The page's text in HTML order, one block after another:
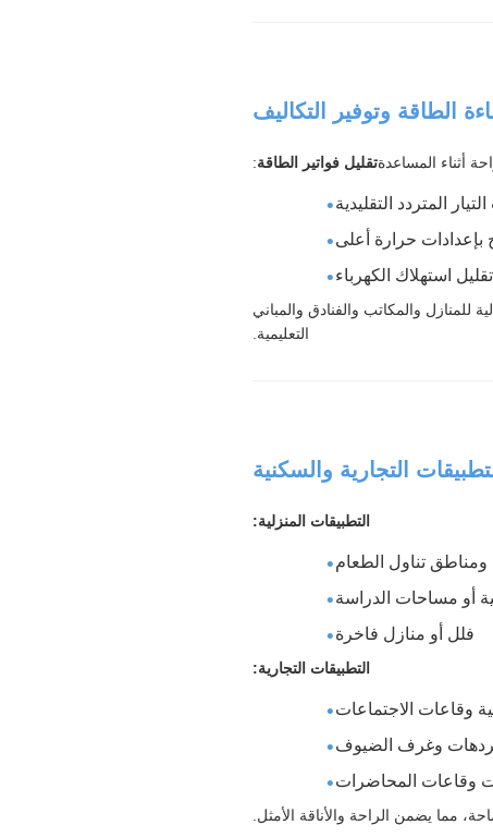
أثناء المساعدةتقليل فواتير الطاقة:
المتردد التقليدية
بإعدادات حرارة أعلى
للمنازل والمكاتب والفنادق والمباني
التعليمية.
التطبيقات المنزلية:
تناول الطعام
أو مساحات الدراسة
فلل أو منازل فاخرة
التطبيقات التجارية:
وقاعات الاجتماعات
وغرف الضيوف
وقاعات المحاضرات
مما يضمن الراحة والأناقة الأمثل.